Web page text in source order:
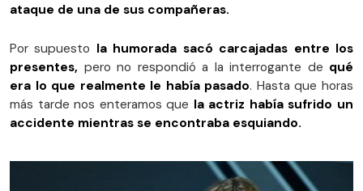
ataque de una de sus compañeras.
Por supuesto la humorada sacó carcajadas entre los
presentes, pero no respondió a la interrogante de qué
era lo que realmente le había pasado. Hasta que horas
más tarde nos enteramos que la actriz había sufrido un
accidente mientras se encontraba esquiando.